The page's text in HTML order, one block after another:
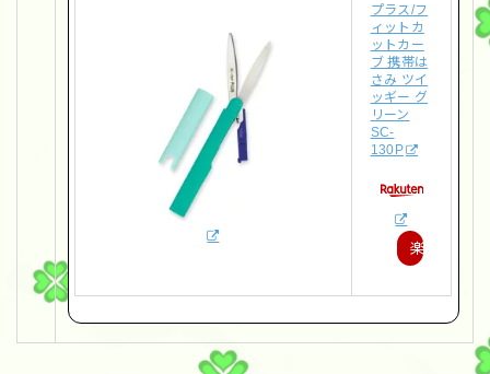
プラス/フ
ィットカ
ットカー
ブ 携帯は
さみ ツイ
ッギー グ
リーン
SC-
130P
楽